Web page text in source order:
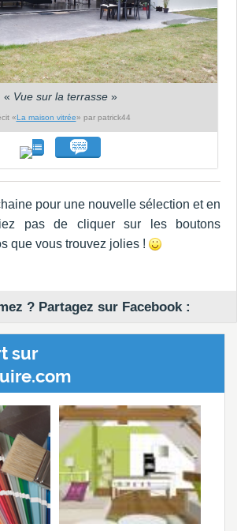
« Vue sur la terrasse »
«La maison vitrée» par patrick44
pour une nouvelle sélection et en
pas de cliquer sur les boutons
que vous trouvez jolies !
? Partagez sur Facebook :
sur